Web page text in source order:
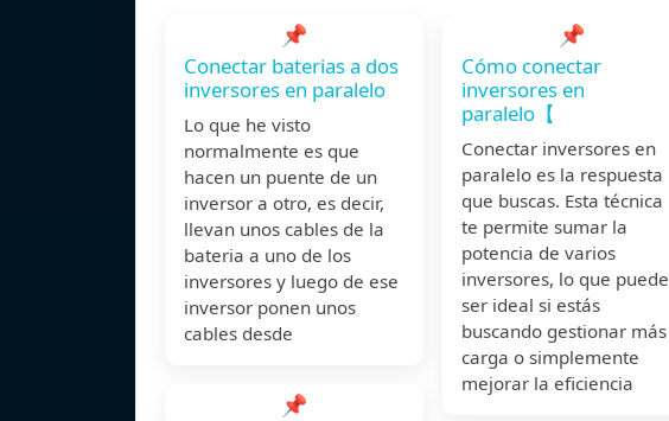
📌
Conectar baterias a dos
inversores en paralelo
Lo que he visto
normalmente es que
hacen un puente de un
inversor a otro, es decir,
llevan unos cables de la
bateria a uno de los
inversores y luego de ese
inversor ponen unos
cables desde
📌
📌
️Cómo conectar
inversores en
paralelo【 ️
Conectar inversores en
paralelo es la respuesta
que buscas. Esta técnica
te permite sumar la
potencia de varios
inversores, lo que puede
ser ideal si estás
buscando gestionar más
carga o simplemente
mejorar la eficiencia